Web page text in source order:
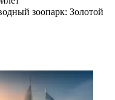
зоопарк: Золотой